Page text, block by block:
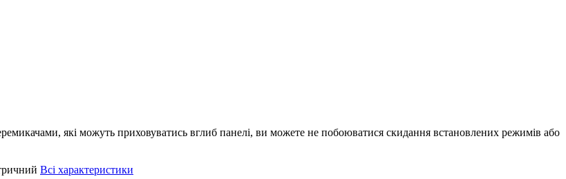
які можуть приховуватись вглиб панелі, ви можете не побоюватися скидання встановлених режимів або
Всі характеристики